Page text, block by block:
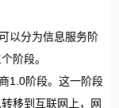
以分为信息服务阶
阶段。
1.0阶段。这一阶段
移到互联网上，网